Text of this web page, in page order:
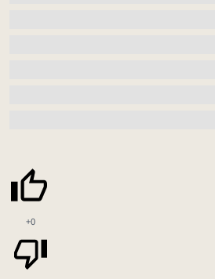
+0